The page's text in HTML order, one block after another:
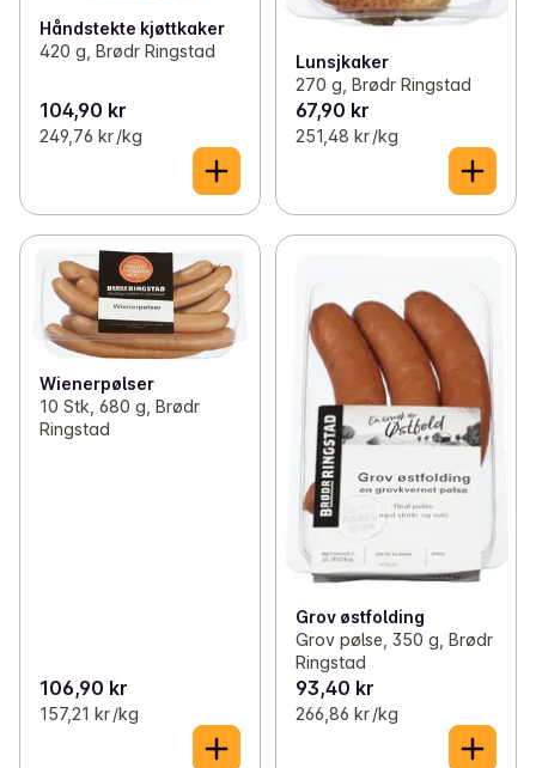
Håndstekte kjøttkaker
420 g, Brødr Ringstad
104,90 kr
249,76 kr /kg
Lunsjkaker
270 g, Brødr Ringstad
67,90 kr
251,48 kr /kg
Wienerpølser
10 Stk, 680 g, Brødr
Ringstad
106,90 kr
157,21 kr /kg
Grov østfolding
Grov pølse, 350 g, Brødr
Ringstad
93,40 kr
266,86 kr /kg